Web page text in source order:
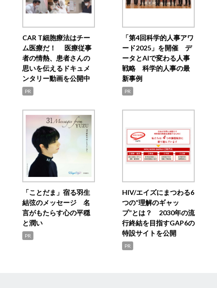
CAR T細胞療法はチー
ム医療だ！ 医療従事
者の情熱、患者さんの
思いを伝えるドキュメ
ンタリー動画を公開中
PR
「第4回科学的人事アワ
ード2025」を開催 デ
ータとAIで変わる人事
戦略 科学的人事の最
新事例
PR
「ことだま」宿る羽生
結弦のメッセージ 名
言がもたらす心の平穏
と潤い
PR
HIV/エイズにまつわる6
つの“理解のギャッ
プ”とは？ 2030年の流
行終結を目指すGAP6の
特設サイトを公開
PR